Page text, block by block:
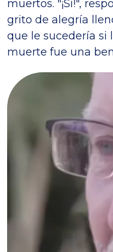
muertos. "¡Sí!",
grito de alegría
que le sucedería si
muerte fue una